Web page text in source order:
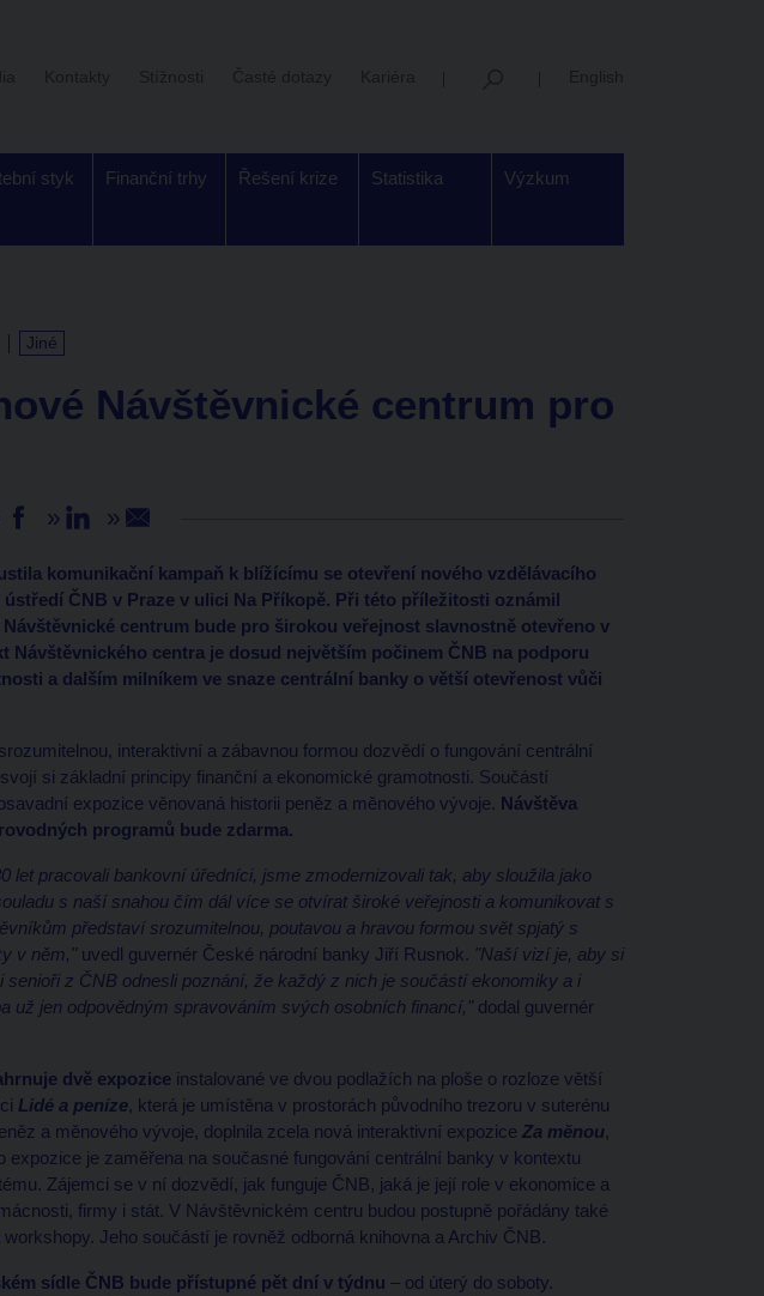
styk Finanční trhy Řešení krize Statistika Výzkum
Jiné
Návštěvnické centrum pro
komunikační kampaň k blížícímu se otevření nového vzdělávacího
ústředí ČNB v Praze v ulici Na Příkopě. Při této příležitosti oznámil
centrum bude pro širokou veřejnost slavnostně otevřeno v
Návštěvnického centra je dosud největším počinem ČNB na podporu
a dalším milníkem ve snaze centrální banky o větší otevřenost vůči
interaktivní a zábavnou formou dozvědí o fungování centrální
si základní principy finanční a ekonomické gramotnosti. Součástí
expozice věnovaná historii peněz a měnového vývoje. Návštěva
programů bude zdarma.
let pracovali bankovní úředníci, jsme zmodernizovali tak, aby sloužila jako
s naší snahou čím dál více se otvírat široké veřejnosti a komunikovat s
představí srozumitelnou, poutavou a hravou formou svět spjatý s
v něm,"uvedl guvernér České národní banky Jiří Rusnok. "Naší vizí je, aby si
senioři z ČNB odnesli poznání, že každý z nich je součástí ekonomiky a i
už jen odpovědným spravováním svých osobních financí,"dodal guvernér
dvě expoziceinstalované ve dvou podlažích na ploše o rozloze větší
Lidé a peníze, která je umístěna v prostorách původního trezoru v suterénu
a měnového vývoje, doplnila zcela nová interaktivní expozice Za měnou,
expozice je zaměřena na současné fungování centrální banky v kontextu
Zájemci se v ní dozvědí, jak funguje ČNB, jaká je její role v ekonomice a
firmy i stát. V Návštěvnickém centru budou postupně pořádány také
workshopy. Jeho součástí je rovněž odborná knihovna a Archiv ČNB.
sídle ČNB bude přístupné pět dní v týdnu – od úterý do soboty.